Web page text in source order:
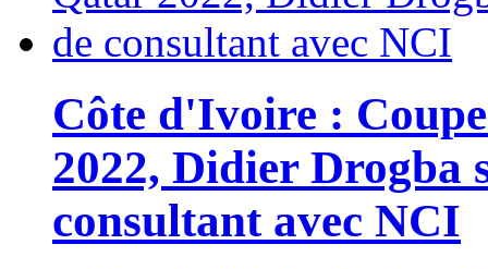
Côte d'Ivoire :
2022, Didier Drogba
consultant avec NCI